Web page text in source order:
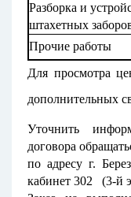
Разборка и
штахетных
Прочие работы
Для просмотра
дополнительных
Уточнить
договора
по адресуг.
кабинет 302 (3-й